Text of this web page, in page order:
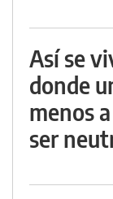
Así se
donde
menos
ser